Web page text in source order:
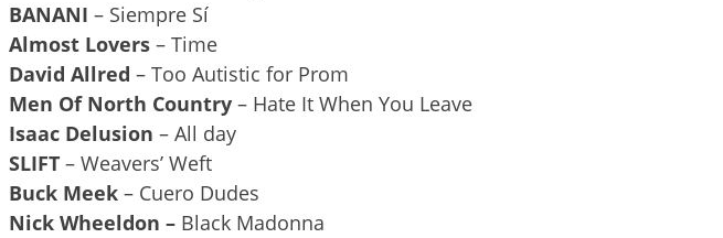
BANANI – Siempre Sí
Almost Lovers – Time
David Allred – Too Autistic for Prom
Men Of North Country – Hate It When You Leave
Isaac Delusion – All day
SLIFT – Weavers’ Weft
Buck Meek – Cuero Dudes
Nick Wheeldon – Black Madonna